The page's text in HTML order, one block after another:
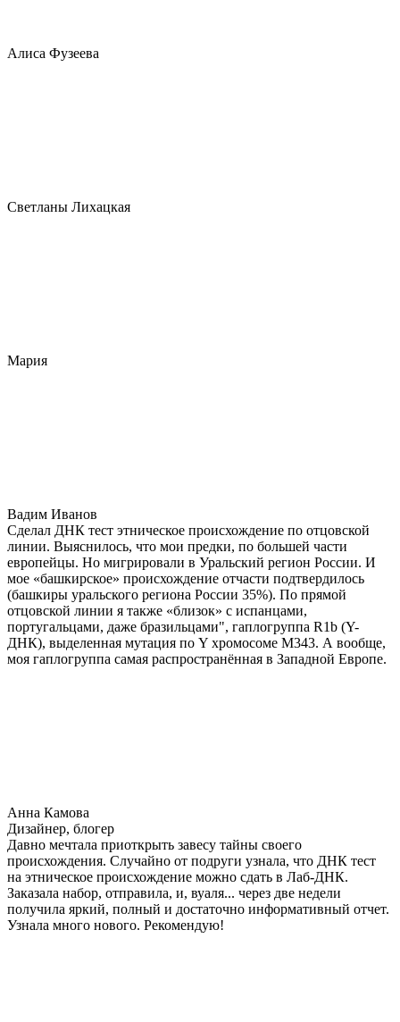
Алиса Фузеева
Светланы Лихацкая
Мария
Вадим Иванов
Сделал ДНК тест этническое происхождение по отцовской
линии. Выяснилось, что мои предки, по большей части
европейцы. Но мигрировали в Уральский регион России. И
мое «башкирское» происхождение отчасти подтвердилось
(башкиры уральского региона России 35%). По прямой
отцовской линии я также «близок» с испанцами,
португальцами, даже бразильцами", гаплогруппа R1b (Y-
ДНК), выделенная мутация по Y хромосоме М343. А вообще,
моя гаплогруппа самая распространённая в Западной Европе.
Анна Камова
Дизайнер, блогер
Давно мечтала приоткрыть завесу тайны своего
происхождения. Случайно от подруги узнала, что ДНК тест
на этническое происхождение можно сдать в Лаб-ДНК.
Заказала набор, отправила, и, вуаля... через две недели
получила яркий, полный и достаточно информативный отчет.
Узнала много нового. Рекомендую!